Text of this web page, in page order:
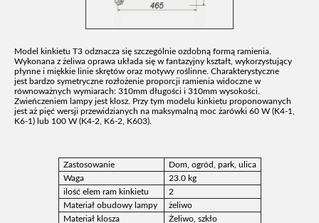
Model kinkietu T3 odznacza się szczególnie ozdobną formą ramienia.
Wykonana z żeliwa oprawa układa się w fantazyjny kształt, wykorzystujący
płynne i miękkie linie skrętów oraz motywy roślinne. Charakterystyczne
jest bardzo symetryczne rozłożenie proporcji ramienia widoczne w
równoważnych wymiarach: 310mm długości i 310mm wysokości.
Zwieńczeniem lampy jest klosz. Przy tym modelu kinkietu proponowanych
jest aż pięć wersji przewidzianych na maksymalną moc żarówki 60 W (K4-1,
K6-1) lub 100 W (K4-2, K6-2, K603).
Zastosowanie
Dom, ogród, park, ulica
Waga
23.0 kg
ilość elem ram kinkietu
2
Materiał obudowy lampy
żeliwo
Materiał klosza
Żeliwo, szkło